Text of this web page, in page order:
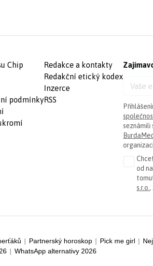
Chip
podmínky
Redakce a kontakty
Redakční etický kodex
Inzerce
RSS
seznámili
od
s.r.o.
| Partnerský horoskop | Pick me girl |
| WhatsApp alternativy 2026